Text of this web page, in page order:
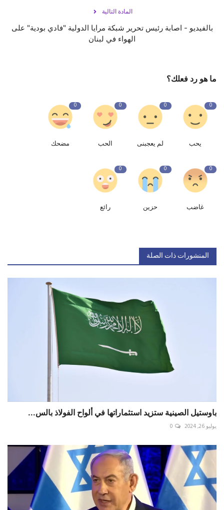
المادة التالية
بالفيديو - اصابة رئيس تحرير شبكة مرايا الدولية "فادي بودية" على
الهواء في لبنان
ما هو رد فعلك؟
0
يحب
0
لم يعجبنى
0
الحب
0
مضحك
0
غاضب
0
حزين
0
رائع
المنشورات ذات الصلة
باوستيل الصينية ستزيد استثماراتها في ألواح الفولاذ بالس...
يوليو 26, 2024 0